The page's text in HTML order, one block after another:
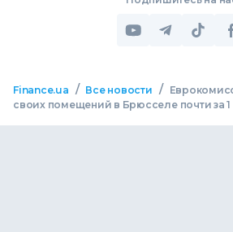
Finance.ua / Все новости /
своих помещений в Брюсселе почти за